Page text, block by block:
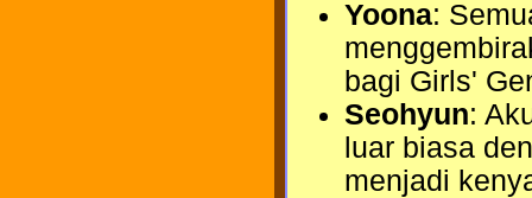
Yoona:
bagi Girls'
Seohyun:
luar biasa
menjadi